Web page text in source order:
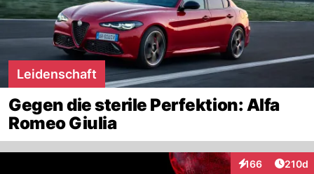
Leidenschaft
Gegen die sterile Perfektion: Alfa
Romeo Giulia
166
Interaktionen210d